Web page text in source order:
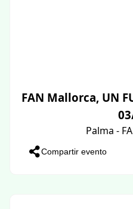
FAN Mallorca, UN
Palma -
Compartir evento